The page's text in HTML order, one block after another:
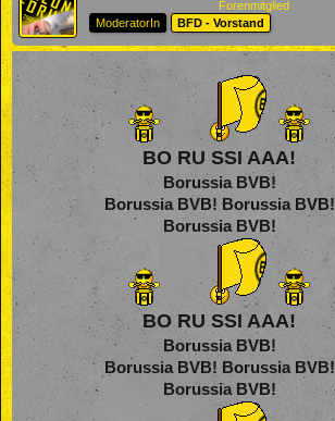
Forenmitglied
ModeratorIn
BFD - Vorstand
BO RU SSI AAA!
Borussia BVB!
Borussia BVB! Borussia BVB!
Borussia BVB!
BO RU SSI AAA!
Borussia BVB!
Borussia BVB! Borussia BVB!
Borussia BVB!